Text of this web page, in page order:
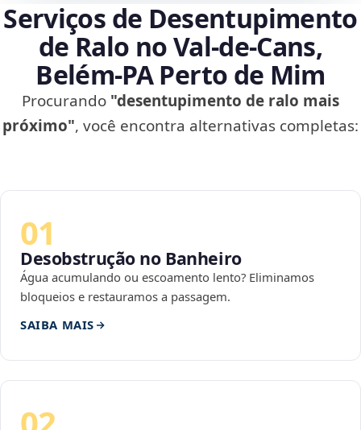
Serviços de Desentupimento
de Ralo no Val-de-Cans,
Belém‑PA Perto de Mim
Procurando "desentupimento de ralo mais
próximo", você encontra alternativas completas:
01
Desobstrução no Banheiro
Água acumulando ou escoamento lento? Eliminamos
bloqueios e restauramos a passagem.
SAIBA MAIS